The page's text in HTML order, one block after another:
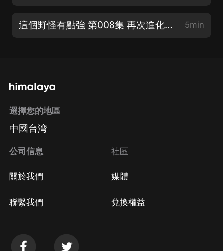
這個野怪有點強 第008集 再次進化（下） 5min
選擇您的地區
中國台湾
公司信息
關於我們
聯繫我們
社區
媒體
兌換權益